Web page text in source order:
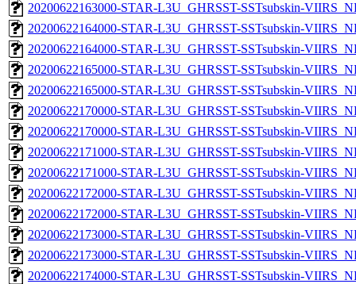
20200622163000-STAR-L3U_GHRSST-SSTsubskin-
20200622164000-STAR-L3U_GHRSST-SSTsubskin-
20200622164000-STAR-L3U_GHRSST-SSTsubskin-
20200622165000-STAR-L3U_GHRSST-SSTsubskin-
20200622165000-STAR-L3U_GHRSST-SSTsubskin-
20200622170000-STAR-L3U_GHRSST-SSTsubskin-
20200622170000-STAR-L3U_GHRSST-SSTsubskin-
20200622171000-STAR-L3U_GHRSST-SSTsubskin-
20200622171000-STAR-L3U_GHRSST-SSTsubskin-
20200622172000-STAR-L3U_GHRSST-SSTsubskin-
20200622172000-STAR-L3U_GHRSST-SSTsubskin-
20200622173000-STAR-L3U_GHRSST-SSTsubskin-
20200622173000-STAR-L3U_GHRSST-SSTsubskin-
20200622174000-STAR-L3U_GHRSST-SSTsubskin-